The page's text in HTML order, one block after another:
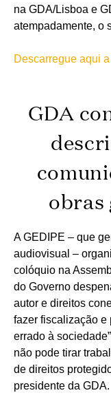
na GDA/Lisboa e
atempadamente, o
Descarregue aqui
GDA
obras
A GEDIPE – que
audiovisual –
colóquio na
do Governo
autor e direitos
fazer fiscalização e
errado à
não pode tirar
de direitos
presidente da GDA.